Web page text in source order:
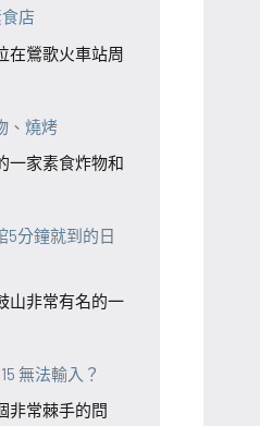
店
在鶯歌火車站周
、燒烤
一家素食炸物和
5分鐘就到的日
山非常有名的一
無法輸入？
非常棘手的問